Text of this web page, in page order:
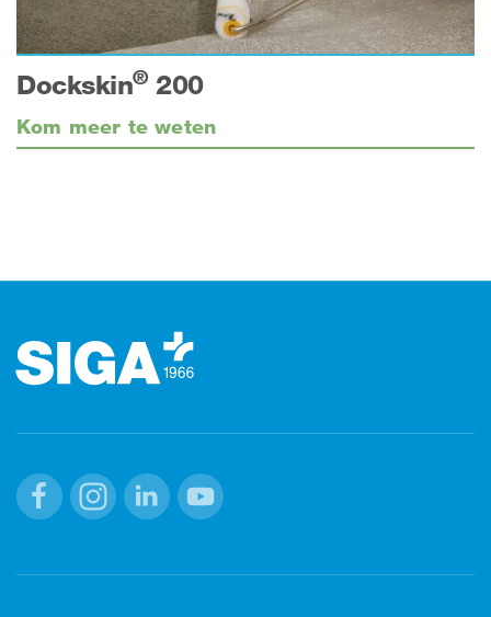
Dockskin® 200
Kom meer te weten